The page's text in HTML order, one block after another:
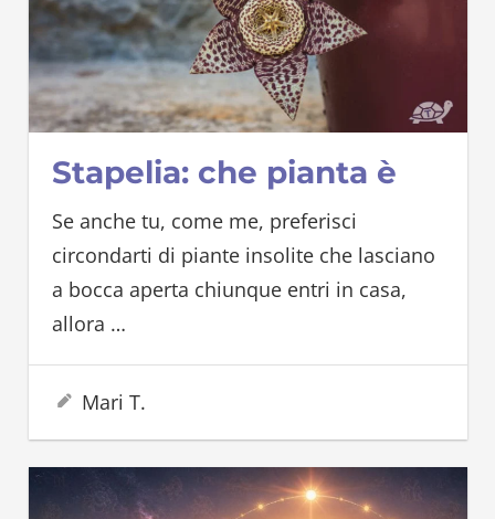
Stapelia: che pianta è
Se anche tu, come me, preferisci
circondarti di piante insolite che lasciano
a bocca aperta chiunque entri in casa,
allora …
12 Giugno 2026
Mari T.